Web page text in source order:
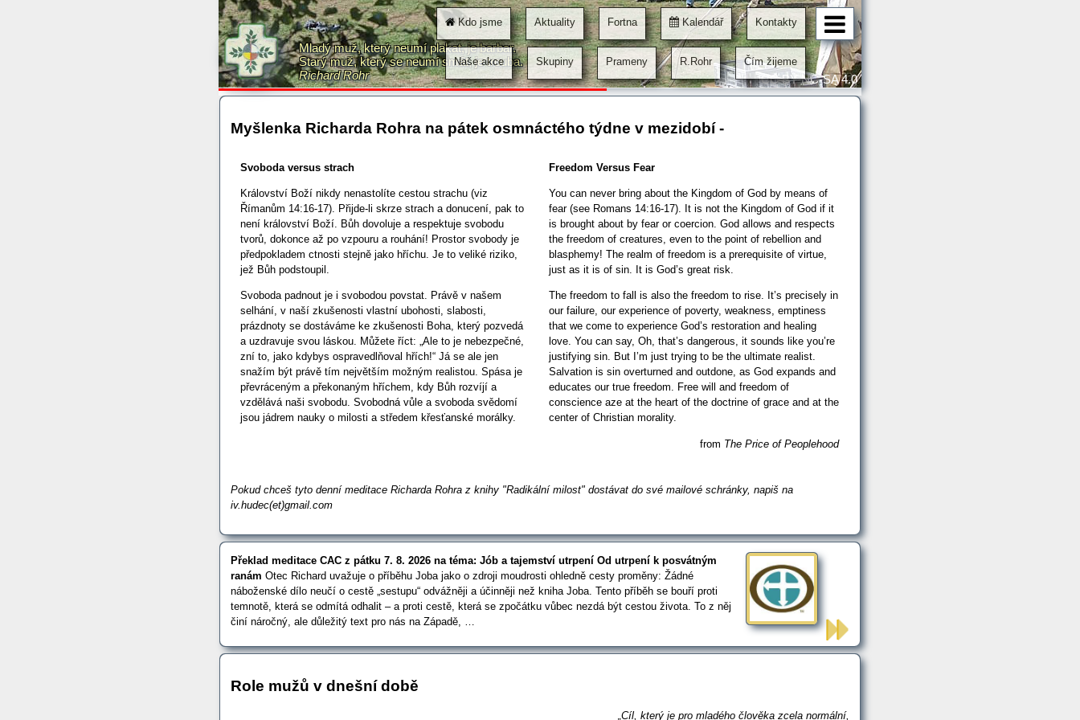
Kontakty
Kalendář
Fortna
Aktuality
Kdo jsme
Čím žijeme
R.Rohr
Prameny
Skupiny
Naše akce
Mladý muž, který neumí plakat, je barbar.
Starý muž, který se neumí smát, je trouba.
Richard Rohr
CC BY-NC-SA 4.0
Pavel Hrdina a Martin Šmídek
Myšlenka Richarda Rohra na pátek osmnáctého týdne v mezidobí -
Svoboda versus strach
Království Boží nikdy nenastolíte cestou strachu (viz
Římanům 14:16-17). Přijde-li skrze strach a donucení, pak to
není království Boží. Bůh dovoluje a respektuje svobodu
tvorů, dokonce až po vzpouru a rouhání! Prostor svobody je
předpokladem ctnosti stejně jako hříchu. Je to veliké riziko,
jež Bůh podstoupil.
Svoboda padnout je i svobodou povstat. Právě v našem
selhání, v naší zkušenosti vlastní ubohosti, slabosti,
prázdnoty se dostáváme ke zkušenosti Boha, který pozvedá
a uzdravuje svou láskou. Můžete říct: „Ale to je nebezpečné,
zní to, jako kdybys ospravedlňoval hřích!“ Já se ale jen
snažím být právě tím největším možným realistou. Spása je
převráceným a překonaným hříchem, kdy Bůh rozvíjí a
vzdělává naši svobodu. Svobodná vůle a svoboda svědomí
jsou jádrem nauky o milosti a středem křesťanské morálky.
Freedom Versus Fear
You can never bring about the Kingdom of God by means of
fear (see Romans 14:16-17). It is not the Kingdom of God if it
is brought about by fear or coercion. God allows and respects
the freedom of creatures, even to the point of rebellion and
blasphemy! The realm of freedom is a prerequisite of virtue,
just as it is of sin. It is God’s great risk.
The freedom to fall is also the freedom to rise. It’s precisely in
our failure, our experience of poverty, weakness, emptiness
that we come to experience God’s restoration and healing
love. You can say, Oh, that’s dangerous, it sounds like you’re
justifying sin. But I’m just trying to be the ultimate realist.
Salvation is sin overturned and outdone, as God expands and
educates our true freedom. Free will and freedom of
conscience aze at the heart of the doctrine of grace and at the
center of Christian morality.
from The Price of Peoplehood
Pokud chceš tyto denní meditace Richarda Rohra z knihy "Radikální milost" dostávat do své mailové schránky, napiš na
iv.hudec(et)gmail.com
Překlad meditace CAC z pátku 7. 8. 2026 na téma: Jób a tajemství utrpeníOd utrpení k posvátným
ranámOtec Richard uvažuje o příběhu Joba jako o zdroji moudrosti ohledně cesty proměny: Žádné
náboženské dílo neučí o cestě „sestupu“ odvážněji a účinněji než kniha Joba. Tento příběh se bouří proti
temnotě, která se odmítá odhalit – a proti cestě, která se zpočátku vůbec nezdá být cestou života. To z něj
činí náročný, ale důležitý text pro nás na Západě, …
Role mužů v dnešní době
„Cíl, který je pro mladého člověka zcela normální,